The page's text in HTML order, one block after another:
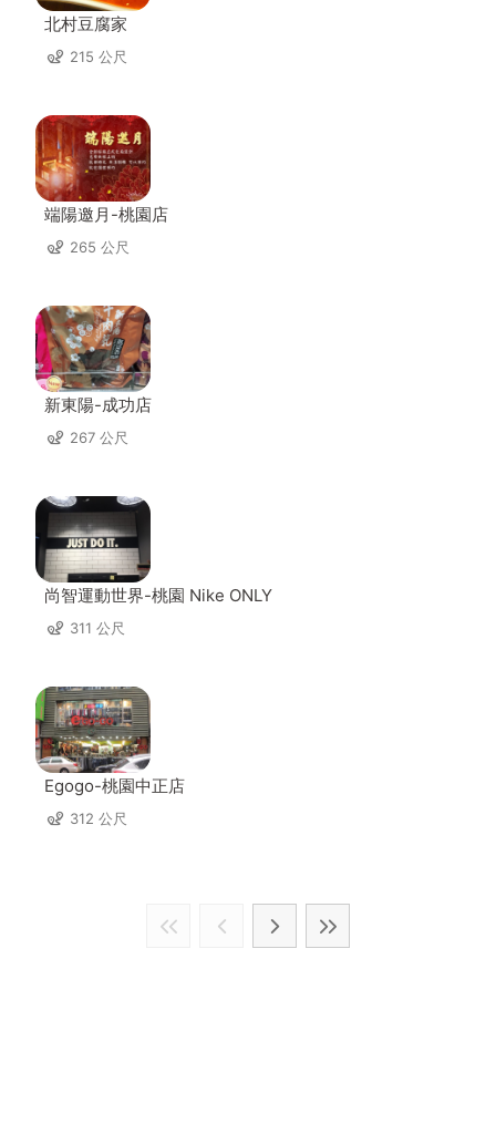
北村豆腐家
215 公尺
端陽邀月-桃園店
265 公尺
新東陽-成功店
267 公尺
尚智運動世界-桃園 Nike ONLY
311 公尺
Egogo-桃園中正店
312 公尺